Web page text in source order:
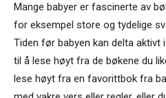
Mange babyer er fascinerte av
for eksempel store og tydelige
Tiden før babyen kan delta aktivt
til å lese høyt fra de bøkene du
lese høyt fra en favorittbok fra